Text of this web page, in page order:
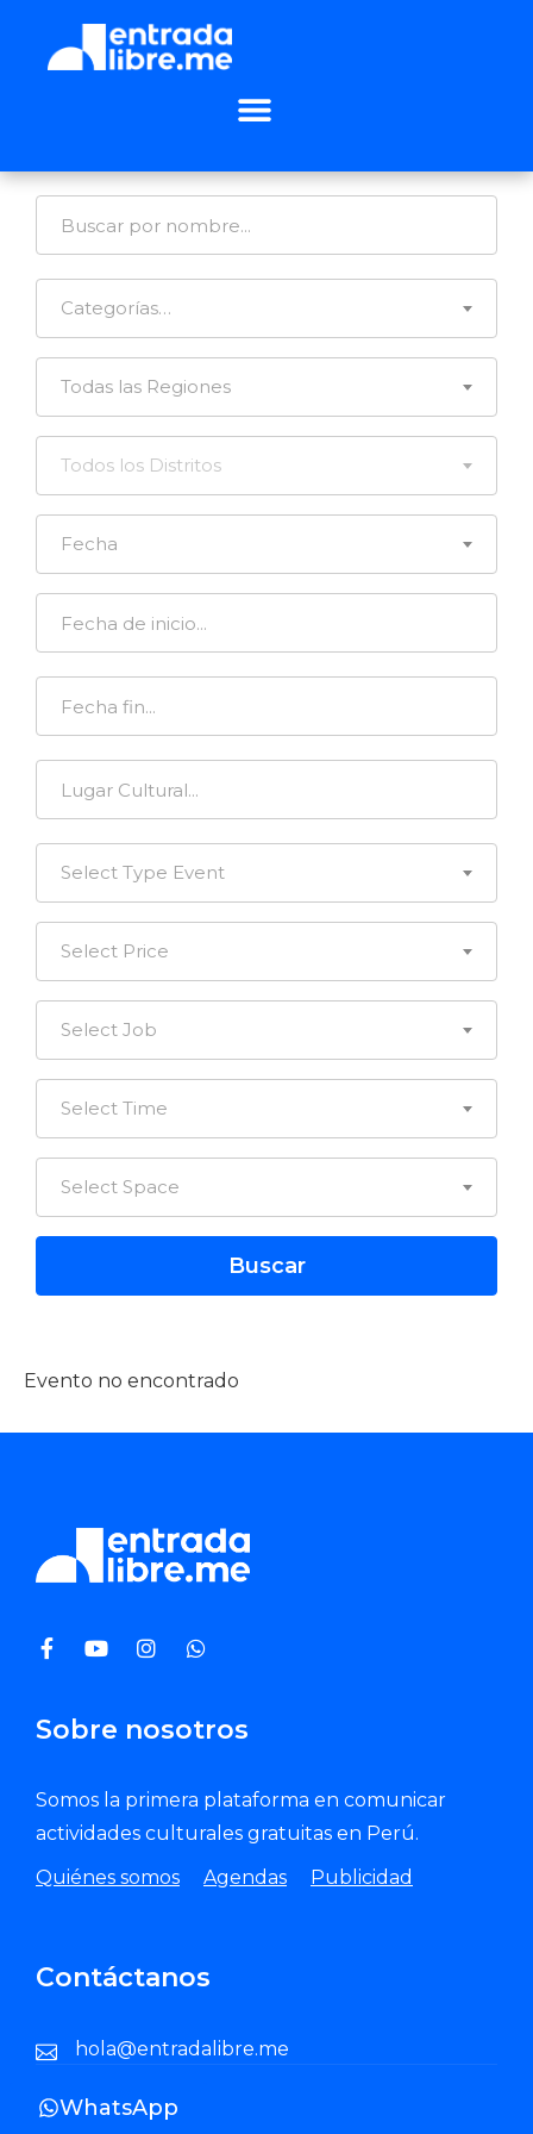
Categorías…
Todas las Regiones
Todos los Distritos
Fecha
Select Type Event
Select Price
Select Job
Select Time
Select Space
Evento no encontrado
Sobre nosotros
Somos la primera plataforma en comunicar
actividades culturales gratuitas en Perú.
Quiénes somos
Agendas Publicidad
Contáctanos
hola@entradalibre.me
WhatsApp